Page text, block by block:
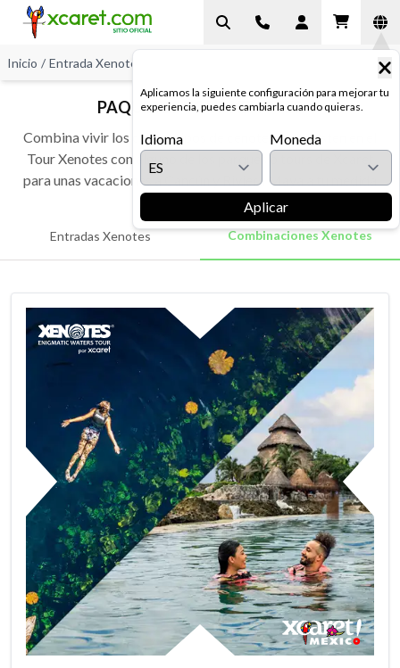
Aplicamos la siguiente configuración para mejorar tu
experiencia, puedes cambiarla cuando quieras.
Idioma Moneda
Aplicar
Inicio / Entrada Xenotes
PAQUETES TOUR XENOTES
Combina vivir los cuatro tipos de cenotes que existen en el
Tour Xenotes con alguno de los parques o tours de Xcaret
para unas vacaciones a Cancún y Riviera Maya a tu medida
Entradas Xenotes Combinaciones Xenotes